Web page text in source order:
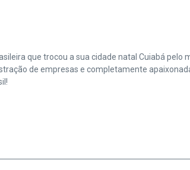
que trocou a sua cidade natal Cuiabá
de empresas e completamente